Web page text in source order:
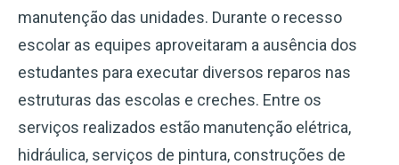
manutenção das unidades. Durante o recesso
escolar as equipes aproveitaram a ausência dos
estudantes para executar diversos reparos nas
estruturas das escolas e creches. Entre os
serviços realizados estão manutenção elétrica,
hidráulica, serviços de pintura, construções de